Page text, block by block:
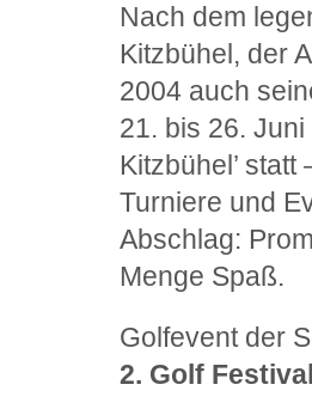
Nach dem
Kitzbühel, der
2004 auch
21. bis 26.
Kitzbühel’
Turniere und
Abschlag:
Menge Spaß.
Golfevent der
2. Golf